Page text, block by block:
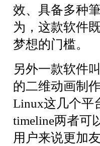
效、具备多种
为，这款软件
梦想的门槛。
另外一款软件
的二维动画制
Linux这几个平
timeline两者可
用户来说更加